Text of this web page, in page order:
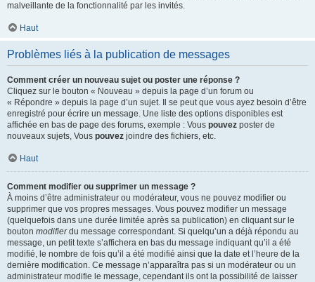
malveillante de la fonctionnalité par les invités.
Haut
Problèmes liés à la publication de messages
Comment créer un nouveau sujet ou poster une réponse ?
Cliquez sur le bouton « Nouveau » depuis la page d’un forum ou
« Répondre » depuis la page d’un sujet. Il se peut que vous ayez besoin d’être
enregistré pour écrire un message. Une liste des options disponibles est
affichée en bas de page des forums, exemple : Vous pouvez poster de
nouveaux sujets, Vous pouvez joindre des fichiers, etc.
Haut
Comment modifier ou supprimer un message ?
À moins d’être administrateur ou modérateur, vous ne pouvez modifier ou
supprimer que vos propres messages. Vous pouvez modifier un message
(quelquefois dans une durée limitée après sa publication) en cliquant sur le
bouton modifierdu message correspondant. Si quelqu’un a déjà répondu au
message, un petit texte s’affichera en bas du message indiquant qu’il a été
modifié, le nombre de fois qu’il a été modifié ainsi que la date et l’heure de la
dernière modification. Ce message n’apparaîtra pas si un modérateur ou un
administrateur modifie le message, cependant ils ont la possibilité de laisser